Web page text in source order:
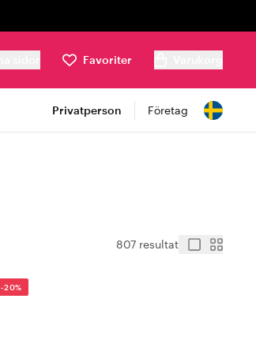
Favoriter
Privatperson Företag
807 resultat
-20%